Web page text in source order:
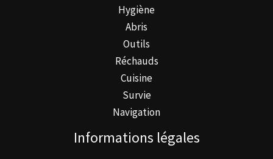
Hygiène
Abris
Outils
Réchauds
Cuisine
Survie
Navigation
Informations légales